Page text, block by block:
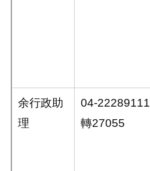
余行政助
理
04-22289111
轉27055